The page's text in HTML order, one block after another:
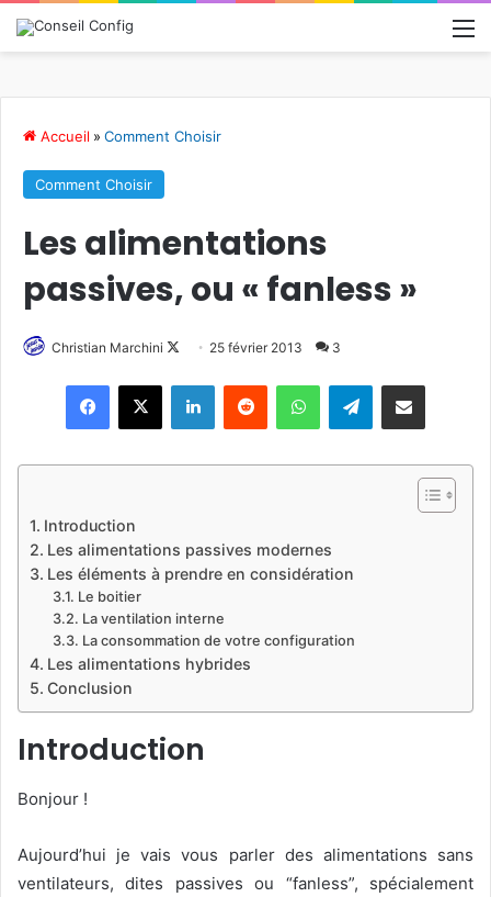
Accueil » Comment Choisir
Comment Choisir
Les alimentations
passives, ou « fanless »
Christian Marchini
l
X
25 février 2013 3
Telegram
Introduction
Les alimentations passives modernes
Les éléments à prendre en considération
Le boitier
La ventilation interne
La consommation de votre configuration
Les alimentations hybrides
Conclusion
Introduction
Bonjour !
Aujourd’hui je vais vous parler des alimentations sans
ventilateurs, dites passives ou “fanless”, spécialement